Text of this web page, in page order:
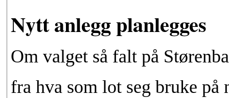
Nytt anlegg planlegges
Om valget så falt på
fra hva som lot seg bruke